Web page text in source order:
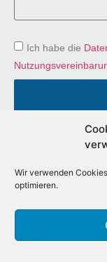
Wir verwenden
optimieren.
Ich habe die